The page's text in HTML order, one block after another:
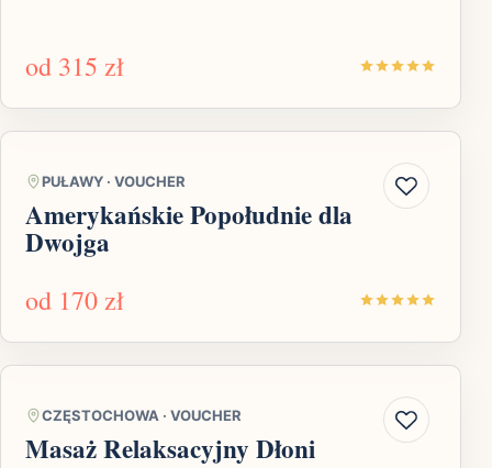
od 315 zł
PUŁAWY · VOUCHER
Amerykańskie Popołudnie dla
Dwojga
od 170 zł
CZĘSTOCHOWA · VOUCHER
Masaż Relaksacyjny Dłoni